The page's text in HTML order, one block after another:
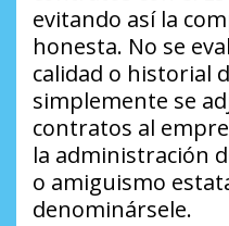
evitando así la
honesta. No se
calidad o historial
simplemente se
contratos al
la administración
o amiguismo
denominársele.